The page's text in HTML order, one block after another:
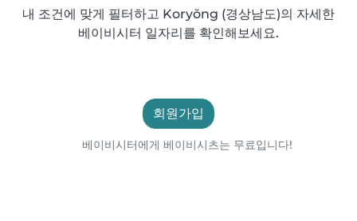
내 조건에 맞게 필터하고 Koryŏng (경상남도)의 자세한
베이비시터 일자리를 확인해보세요.
회원가입
베이비시터에게 베이비시츠는 무료입니다!